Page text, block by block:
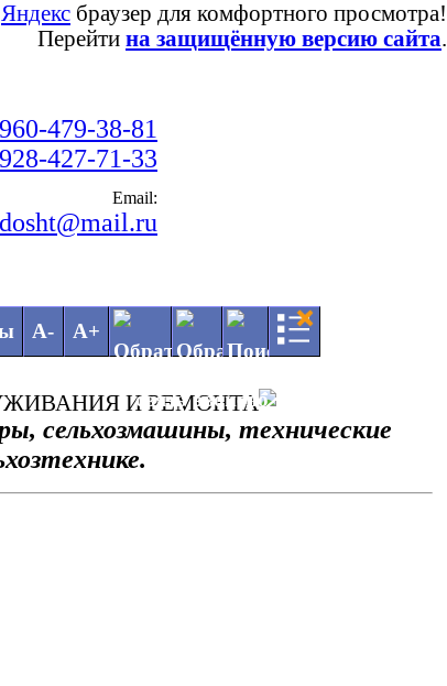
Яндекс браузер для комфортного просмотра!
Перейти на защищённую версию сайта.
479-38-81
427-71-33
Email:
А- А+
И РЕМОНТА
сельхозмашины, технические